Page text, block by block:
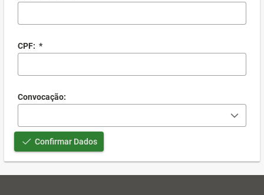
CPF: *
Convocação:
Confirmar Dados